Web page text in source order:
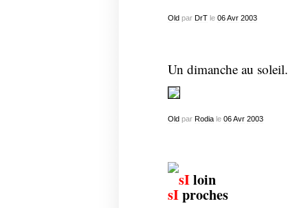
Old par DrTle 06 Avr 2003
Un dimanche au soleil.
Oldpar Rodiale 06 Avr 2003
sIloin
sIproches